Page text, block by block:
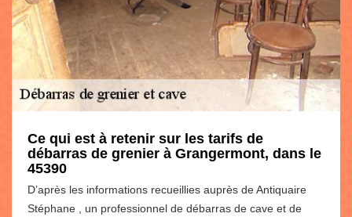
Ce qui est à retenir sur les tarifs de
débarras de grenier à Grangermont, dans le
45390
D’après les informations recueillies auprès de Antiquaire
Stéphane , un professionnel de débarras de cave et de